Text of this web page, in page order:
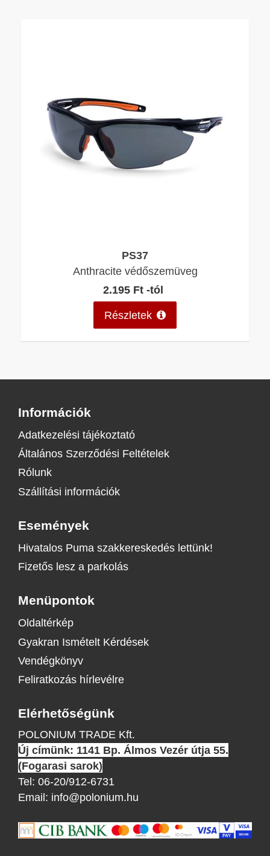
PS37
Anthracite védőszemüveg
2.195 Ft -tól
Részletek
Információk
Adatkezelési tájékoztató
Általános Szerződési Feltételek
Rólunk
Szállítási információk
Események
Hivatalos Puma szakkereskedés lettünk!
Fizetős lesz a parkolás
Menüpontok
Oldaltérkép
Gyakran Ismételt Kérdések
Vendégkönyv
Feliratkozás hírlevélre
Elérhetőségünk
POLONIUM TRADE Kft.
Új címünk: 1141 Bp. Álmos Vezér útja 55.
(Fogarasi sarok)
Tel: 06-20/912-6731
Email: info@polonium.hu